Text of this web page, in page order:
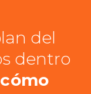
del
dentro